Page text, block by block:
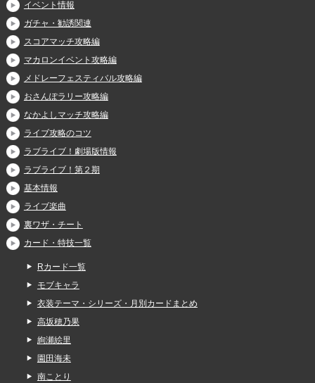
イベント情報
ガチャ・勧誘関連
スコアマッチ攻略編
マカロンイベント攻略編
メドレーフェスティバル攻略編
おさんぽラリー攻略編
なかよしマッチ攻略編
ライブ攻略のコツ
ラブライブ！劇場版情報
ラブライブ！第２期
基本情報
ライブ楽曲
裏ワザ・チート
カード・特技一覧
Rカード一覧
モブキャラ
衣装テーマ・シリーズ・月別カードまとめ
高坂穂乃果
絢瀬絵里
園田海未
南ことり